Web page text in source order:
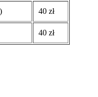
40 zł
40 zł